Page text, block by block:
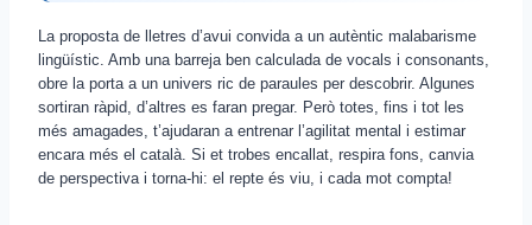
La proposta de lletres d’avui convida a un autèntic malabarisme
lingüístic. Amb una barreja ben calculada de vocals i consonants,
obre la porta a un univers ric de paraules per descobrir. Algunes
sortiran ràpid, d’altres es faran pregar. Però totes, fins i tot les
més amagades, t’ajudaran a entrenar l’agilitat mental i estimar
encara més el català. Si et trobes encallat, respira fons, canvia
de perspectiva i torna-hi: el repte és viu, i cada mot compta!